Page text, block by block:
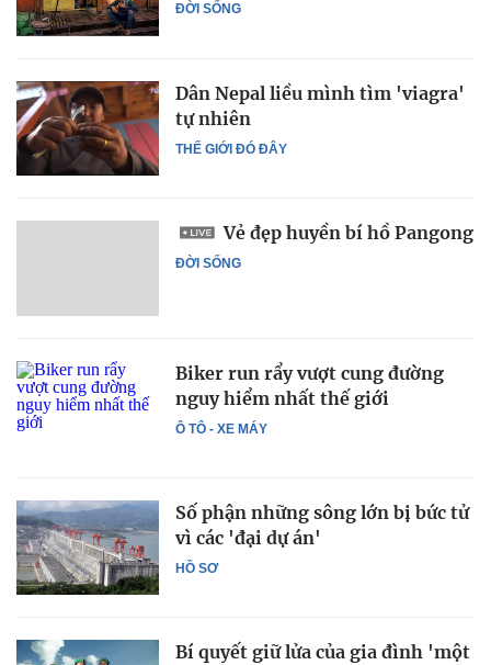
ĐỜI SỐNG
THẾ GIỚI ĐÓ ĐÂY
Dân Nepal liều mình tìm 'viagra'
tự nhiên
ĐỜI SỐNG
Vẻ đẹp huyền bí hồ Pangong
Ô TÔ - XE MÁY
Biker run rẩy vượt cung đường
nguy hiểm nhất thế giới
HỒ SƠ
Số phận những sông lớn bị bức tử
vì các 'đại dự án'
Bí quyết giữ lửa của gia đình 'một